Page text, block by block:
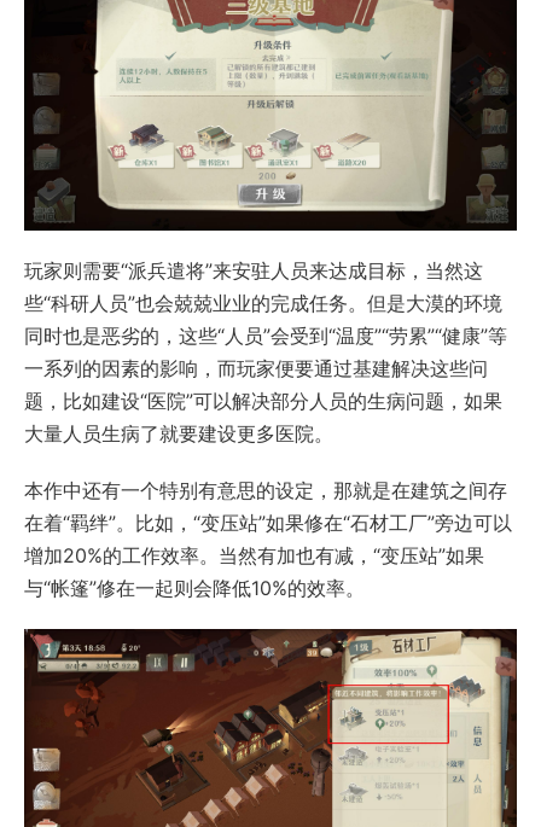
玩家则需要“派兵遣将”来安驻人员来达成目标，当然这
些“科研人员”也会兢兢业业的完成任务。但是大漠的环境
同时也是恶劣的，这些“人员”会受到“温度”“劳累”“健康”等
一系列的因素的影响，而玩家便要通过基建解决这些问
题，比如建设“医院”可以解决部分人员的生病问题，如果
大量人员生病了就要建设更多医院。
本作中还有一个特别有意思的设定，那就是在建筑之间存
在着“羁绊”。比如，“变压站”如果修在“石材工厂”旁边可以
增加20%的工作效率。当然有加也有减，“变压站”如果
与“帐篷”修在一起则会降低10%的效率。